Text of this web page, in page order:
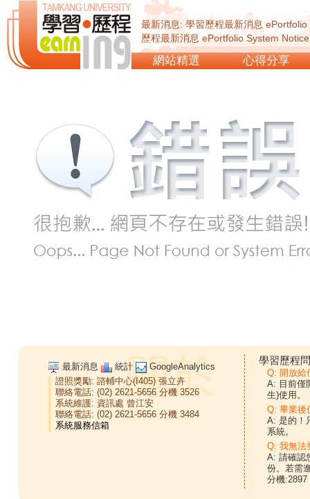
最新消息: 學習歷程最新消息
歷程最新消息 ePortfolio System
ePortfolio System Notice...
網站精選 心得分享
最新消息 統計
GoogleAnalytics
證照獎勵: 諮輔中心(I405)張立卉
聯絡電話: (02) 2621-5656 分機 3526
系統維護: 資訊處 曾江安
聯絡電話: (02) 2621-5656 分機 3484
學習歷程
Q: 開放給
A: 目前僅
生)使用。
Q: 畢業後
A: 是的！
系統。
Q: 我無法
A: 請確認
份。若需
分機:2897